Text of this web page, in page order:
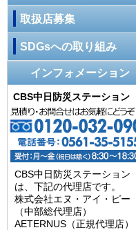
取扱店募集
SDGsへの取り組み
インフォメーション
CBS中日防災ステーション
CBS中日防災ステーション
は、下記の代理店です。
株式会社エヌ・アイ・ピー
（中部総代理店）
AETERNUS（正規代理店）